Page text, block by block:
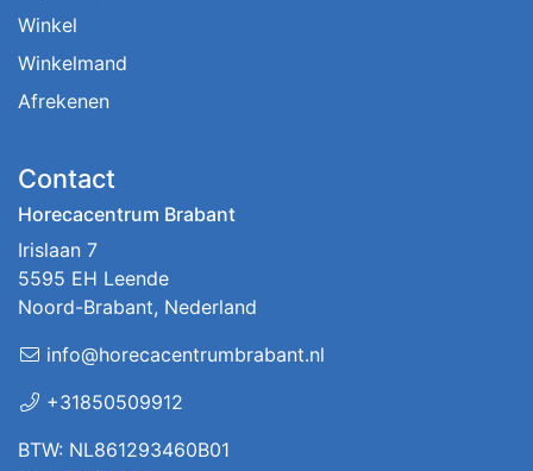
Winkel
Winkelmand
Afrekenen
Contact
Horecacentrum Brabant
Irislaan 7
5595 EH Leende
Noord-Brabant, Nederland
info@horecacentrumbrabant.nl
+31850509912
BTW: NL861293460B01